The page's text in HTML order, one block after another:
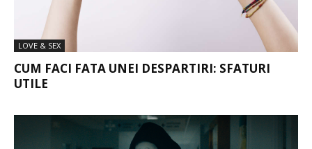
LOVE & SEX
CUM FACI FATA UNEI DESPARTIRI: SFATURI
UTILE